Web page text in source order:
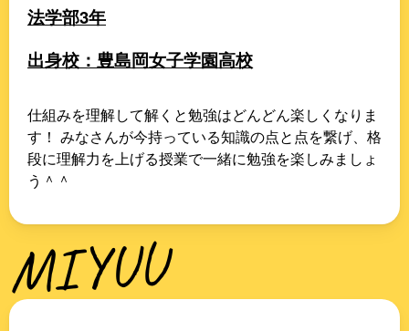
法学部3年
出身校：豊島岡女子学園高校
仕組みを理解して解くと勉強はどんどん楽しくなりま
す！ みなさんが今持っている知識の点と点を繋げ、格
段に理解力を上げる授業で一緒に勉強を楽しみましょ
う＾＾
MIYUU